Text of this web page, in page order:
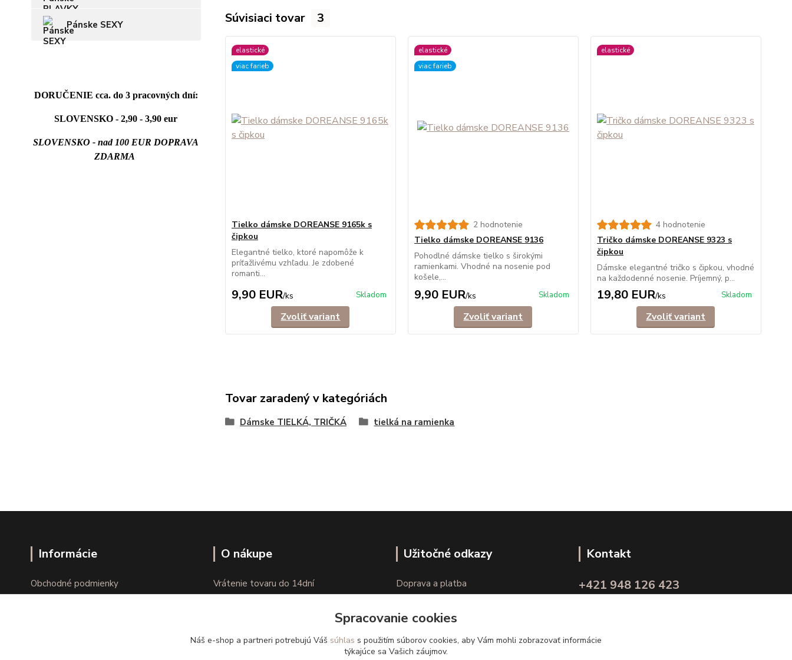
Pánske SEXY
DORUČENIE cca. do 3 pracovných dní:
SLOVENSKO - 2,90 - 3,90 eur
SLOVENSKO - nad 100 EUR DOPRAVA
ZDARMA
Súvisiaci tovar 3
elastické
viac farieb
Tielko dámske DOREANSE 9165k s
čipkou
Elegantné tielko, ktoré napomôže k
príťažlivému vzhľadu. Je zdobené
romanti...
9,90 EUR/ks Skladom
Zvoliť variant
elastické
viac farieb
2 hodnotenie
Tielko dámske DOREANSE 9136
Pohodlné dámske tielko s širokými
ramienkami. Vhodné na nosenie pod
košele,...
9,90 EUR/ks Skladom
Zvoliť variant
elastické
4 hodnotenie
Tričko dámske DOREANSE 9323 s
čipkou
Dámske elegantné tričko s čipkou, vhodné
na každodenné nosenie. Príjemný, p...
19,80 EUR/ks Skladom
Zvoliť variant
Tovar zaradený v kategóriách
Dámske TIELKÁ, TRIČKÁ tielká na ramienka
Informácie
Obchodné podmienky
O nákupe
Vrátenie tovaru do 14dní
Užitočné odkazy
Doprava a platba
Kontakt
+421 948 126 423
Spracovanie cookies
Náš e-shop a partneri potrebujú Váš súhlas s použitím súborov cookies, aby Vám mohli zobrazovať informácie
týkajúce sa Vašich záujmov.